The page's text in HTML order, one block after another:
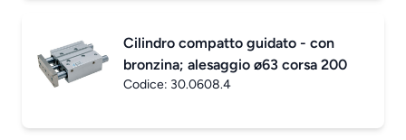
Cilindro compatto guidato - con
bronzina; alesaggio ø63 corsa 200
Codice: 30.0608.4